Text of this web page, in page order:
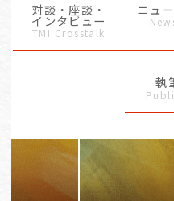
対談・座談・
インタビュー
TMI Crosstalk
ニュ
執